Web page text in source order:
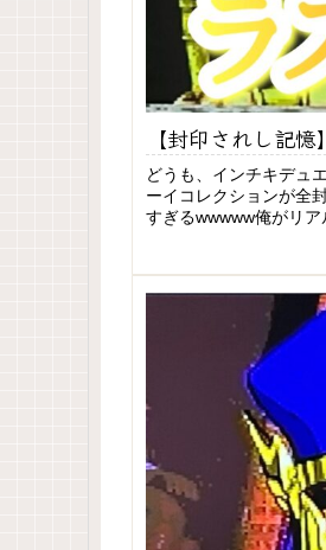
【封印されし記
どうも、インチキデュ
ーイコレクションが全
すぎるwwwww俺がリ